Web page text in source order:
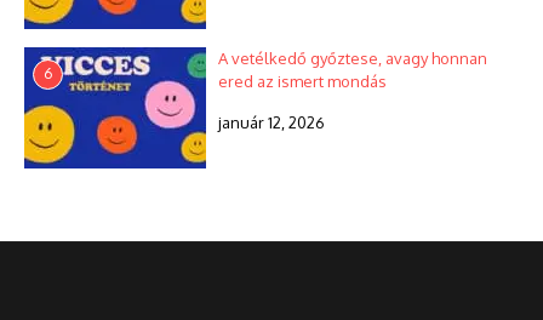
6
A vetélkedő győztese, avagy honnan
ered az ismert mondás
január 12, 2026